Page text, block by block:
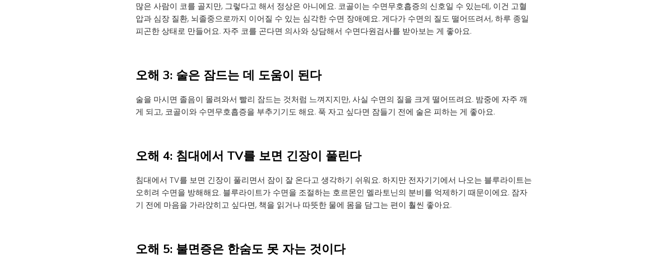
많은 사람이 코를 골지만, 그렇다고 해서 정상은 아니에요. 코골이는 수면무호흡증의 신호일 수 있는데, 이건 고혈
압과 심장 질환, 뇌졸중으로까지 이어질 수 있는 심각한 수면 장애예요. 게다가 수면의 질도 떨어뜨려서, 하루 종일
피곤한 상태로 만들어요. 자주 코를 곤다면 의사와 상담해서 수면다원검사를 받아보는 게 좋아요.
오해 3: 술은 잠드는 데 도움이 된다
술을 마시면 졸음이 몰려와서 빨리 잠드는 것처럼 느껴지지만, 사실 수면의 질을 크게 떨어뜨려요. 밤중에 자주 깨
게 되고, 코골이와 수면무호흡증을 부추기기도 해요. 푹 자고 싶다면 잠들기 전에 술은 피하는 게 좋아요.
오해 4: 침대에서 TV를 보면 긴장이 풀린다
침대에서 TV를 보면 긴장이 풀리면서 잠이 잘 온다고 생각하기 쉬워요. 하지만 전자기기에서 나오는 블루라이트는
오히려 수면을 방해해요. 블루라이트가 수면을 조절하는 호르몬인 멜라토닌의 분비를 억제하기 때문이에요. 잠자
기 전에 마음을 가라앉히고 싶다면, 책을 읽거나 따뜻한 물에 몸을 담그는 편이 훨씬 좋아요.
오해 5: 불면증은 한숨도 못 자는 것이다